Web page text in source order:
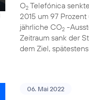
O2 Telefónica
2015 um 97
jährliche CO2 -
Zeitraum sank der
dem Ziel,
06. Mai 2022